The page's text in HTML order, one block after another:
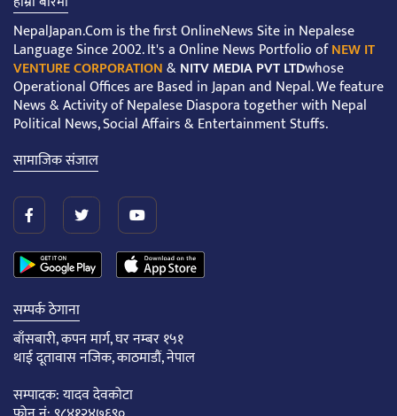
NepalJapan.Com is the first OnlineNews Site in Nepalese
Language Since 2002. It's a Online News Portfolio ofNEW IT
VENTURE CORPORATION&NITV MEDIA PVT LTDwhose
Operational Offices are Based in Japan and Nepal. We feature
News & Activity of Nepalese Diaspora together with Nepal
Political News, Social Affairs & Entertainment Stuffs.
सामाजिक संजाल
सम्पर्क ठेगाना
बाँसबारी, कपन मार्ग, घर नम्बर १५१
थाई दूतावास नजिक, काठमाडौं, नेपाल
सम्पादक: यादव देवकोटा